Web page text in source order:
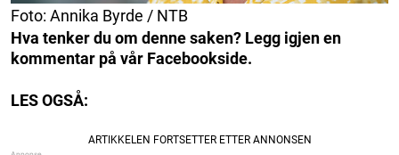
Foto: Annika Byrde / NTB
Hva tenker du om denne saken? Legg igjen en
kommentar på vår Facebookside.
LES OGSÅ: